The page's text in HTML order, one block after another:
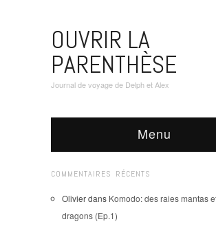
OUVRIR LA
PARENTHÈSE
Journal de voyage de Delph et Alex
Menu
COMMENTAIRES RÉCENTS
Olivierdans Komodo: des raies mantas
dragons (Ep.1)